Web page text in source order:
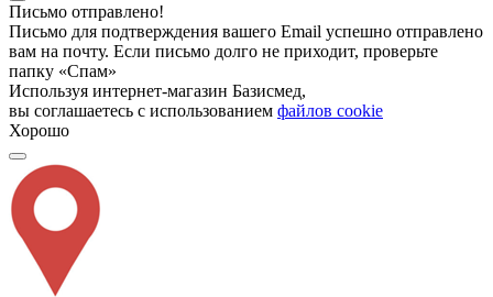
Письмо отправлено!
Письмо для подтверждения вашего Email успешно отправлено
вам на почту. Если письмо долго не приходит, проверьте
папку «Спам»
Используя интернет-магазин Базисмед,
вы соглашаетесь с использованием файлов cookie
Хорошо